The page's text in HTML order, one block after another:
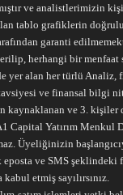
ve analistlerimizin
tablo grafiklerin
garanti
herhangi bir menfaat
yer alan her türlü Analiz,
ve finansal bilgi
kaynaklanan ve 3. kişiler
Capital Yatırım Menkul
Üyeliğinizin
eposta ve SMS
etmiş sayılırsınız.